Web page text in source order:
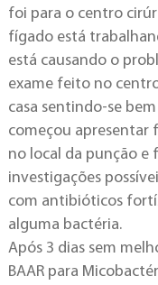
foi para o centro
fígado está
está causando o
exame feito no
casa sentindo-se
começou apresentar
no local da punção e
investigações
com antibióticos
alguma bactéria.
Após 3 dias sem
BAAR para